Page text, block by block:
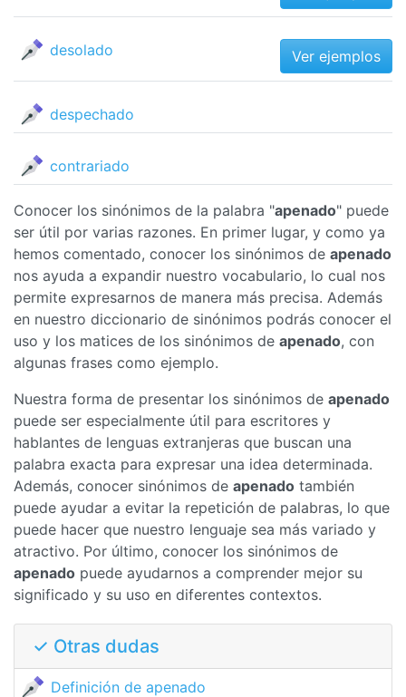
desolado Ver ejemplos
despechado
contrariado
Conocer los sinónimos de la palabra "apenado" puede
ser útil por varias razones. En primer lugar, y como ya
hemos comentado, conocer los sinónimos de apenado
nos ayuda a expandir nuestro vocabulario, lo cual nos
permite expresarnos de manera más precisa. Además
en nuestro diccionario de sinónimos podrás conocer el
uso y los matices de los sinónimos de apenado, con
algunas frases como ejemplo.
Nuestra forma de presentar los sinónimos de apenado
puede ser especialmente útil para escritores y
hablantes de lenguas extranjeras que buscan una
palabra exacta para expresar una idea determinada.
Además, conocer sinónimos de apenado también
puede ayudar a evitar la repetición de palabras, lo que
puede hacer que nuestro lenguaje sea más variado y
atractivo. Por último, conocer los sinónimos de
apenado puede ayudarnos a comprender mejor su
significado y su uso en diferentes contextos.
✓ Otras dudas
Definición de apenado